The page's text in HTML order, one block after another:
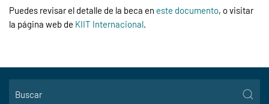
Puedes revisar el detalle de la beca en este documento, o visitar
la página web de KIIT Internacional.